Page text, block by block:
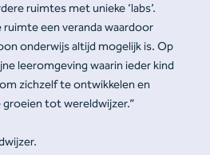
ruimtes met unieke ‘labs’.
een veranda waardoor
onderwijs altijd mogelijk is. Op
leeromgeving waarin ieder kind
zichzelf te ontwikkelen en
tot wereldwijzer.”